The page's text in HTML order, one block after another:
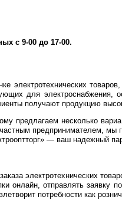
с 9-00 до 17-00.
для электроснабжения,
получают продукцию
предлагаем несколько
предпринимателем, мы
— ваш надежный
электротехнических
онлайн, отправлять
потребности как